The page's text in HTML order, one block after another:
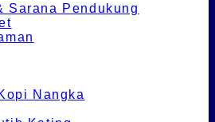
Sarana Pendukung
Nangka